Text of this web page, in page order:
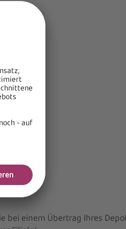
einem Übertrag Ihres